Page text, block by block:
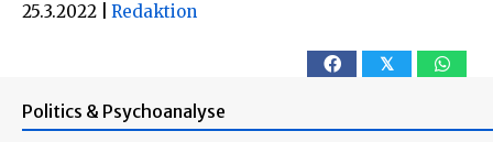
25.3.2022 Redaktion
𝕏
Politics & Psychoanalyse